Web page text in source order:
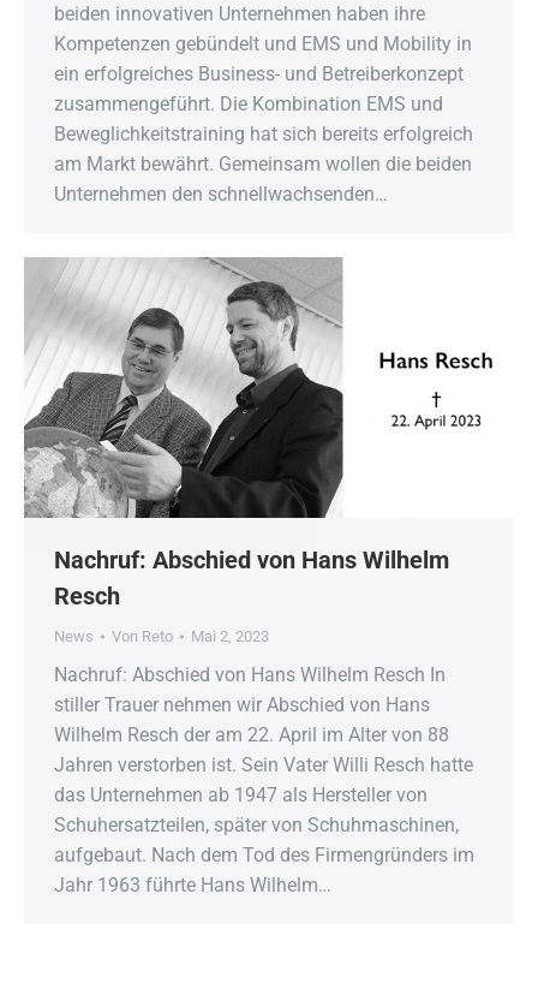
beiden innovativen Unternehmen haben ihre
Kompetenzen gebündelt und EMS und Mobility in
ein erfolgreiches Business- und Betreiberkonzept
zusammengeführt. Die Kombination EMS und
Beweglichkeitstraining hat sich bereits erfolgreich
am Markt bewährt. Gemeinsam wollen die beiden
Unternehmen den schnellwachsenden…
Nachruf: Abschied von Hans Wilhelm
Resch
News Von Reto Mai 2, 2023
Nachruf: Abschied von Hans Wilhelm Resch In
stiller Trauer nehmen wir Abschied von Hans
Wilhelm Resch der am 22. April im Alter von 88
Jahren verstorben ist. Sein Vater Willi Resch hatte
das Unternehmen ab 1947 als Hersteller von
Schuhersatzteilen, später von Schuhmaschinen,
aufgebaut. Nach dem Tod des Firmengründers im
Jahr 1963 führte Hans Wilhelm…